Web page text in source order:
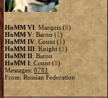
HoMM VI: Marquis (8)
HoMM V: Baron (1)
HoMM IV: Count (1)
HoMM III: Knight (1)
HoMM II: Baron
HoMM I: Count (8)
Messages: 8781
From: Russian Federation